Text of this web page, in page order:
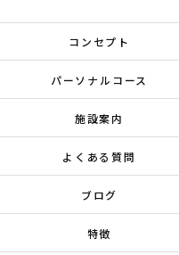
コンセプト
パーソナルコース
施設案内
よくある質問
ブログ
特徴